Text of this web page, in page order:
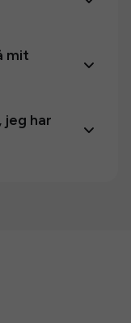
mit
jeg har